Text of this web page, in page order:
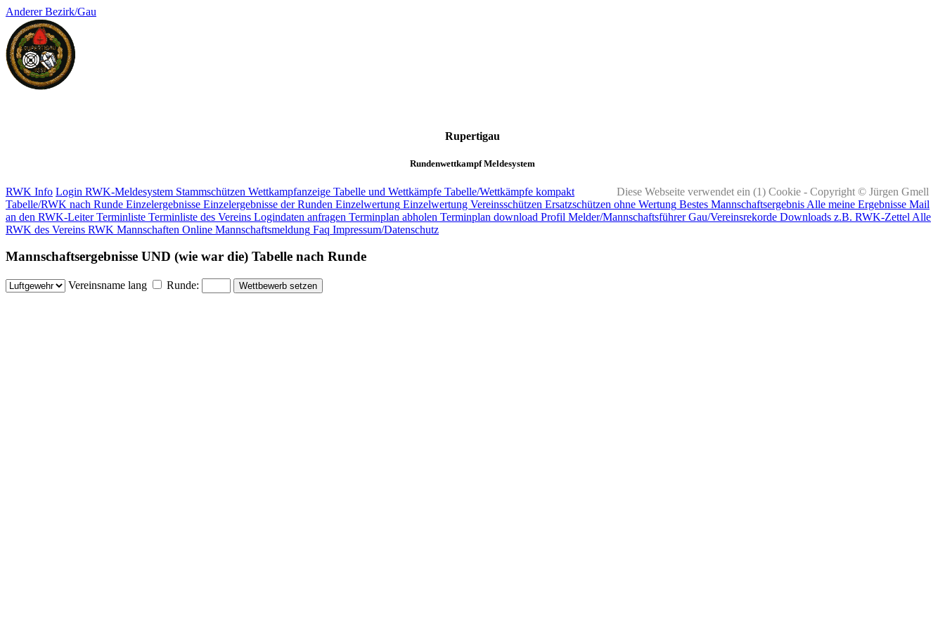
Anderer Bezirk/Gau
Rupertigau
Rundenwettkampf Meldesystem
Diese Webseite verwendet ein (1) Cookie - Copyright © Jürgen Gmell
RWK Info Login RWK-Meldesystem Stammschützen Wettkampfanzeige Tabelle und Wettkämpfe Tabelle/Wettkämpfe kompakt
Tabelle/RWK nach Runde Einzelergebnisse Einzelergebnisse der Runden Einzelwertung Einzelwertung Vereinsschützen Ersatzschützen ohne Wertung Bestes Mannschaftsergebnis Alle meine Ergebnisse Mail
an den RWK-LeiterTerminliste Terminliste des Vereins Logindaten anfragen Terminplan abholen Terminplan download Profil Melder/MannschaftsführerGau/Vereinsrekorde Downloads z.B. RWK-Zettel Alle
RWK des Vereins RWK Mannschaften Online Mannschaftsmeldung Faq Impressum/Datenschutz
Mannschaftsergebnisse UND (wie war die) Tabelle nach Runde
Vereinsname lang Runde: